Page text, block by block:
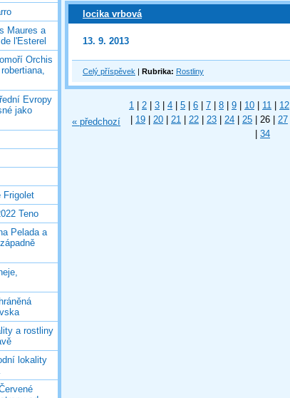
locika vrbová
13. 9. 2013
Celý příspěvek | Rubrika: Rostliny
« předchozí
1 2 3 4 5 6 7 8 9 10 11 12
19 20 21 22 23 24 25 26 27
34
Maures a
l'Esterel
Orchis
Evropy
jako
Frigolet
Teno
Pelada a
a rostliny
lokality